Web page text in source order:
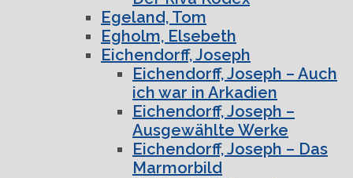
Egeland, Tom
Egholm, Elsebeth
Eichendorff, Joseph
Eichendorff, Joseph – Auch
ich war in Arkadien
Eichendorff, Joseph –
Ausgewählte Werke
Eichendorff, Joseph – Das
Marmorbild